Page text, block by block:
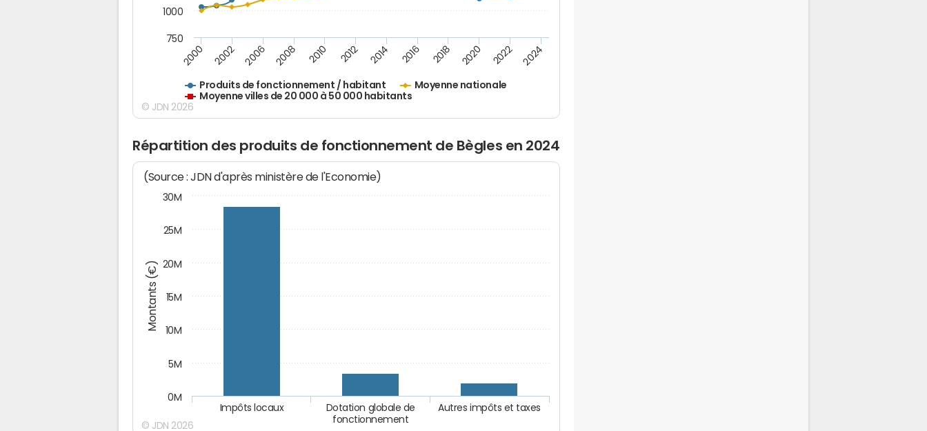
Produits de fonctionnement / habitant
Moyenne nationale
Moyenne villes de 20 000 à 50 000 habitants
2000 2002 2006 2008 2010 2012 2014 2016 2018 2020 2022 2024
750
1000
© JDN 2026
Répartition des produits de fonctionnement de Bègles en 2024
Montants (€)
(Source : JDN d'après ministère de l'Economie)
Autres impôts et taxes
Dotation globale de
fonctionnement
Impôts locaux
0M
5M
10M
15M
20M
25M
30M
© JDN 2026